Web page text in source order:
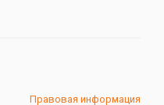
Правовая информация